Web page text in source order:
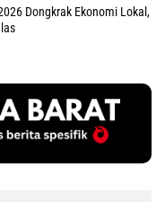
Dongkrak Ekonomi Lokal,